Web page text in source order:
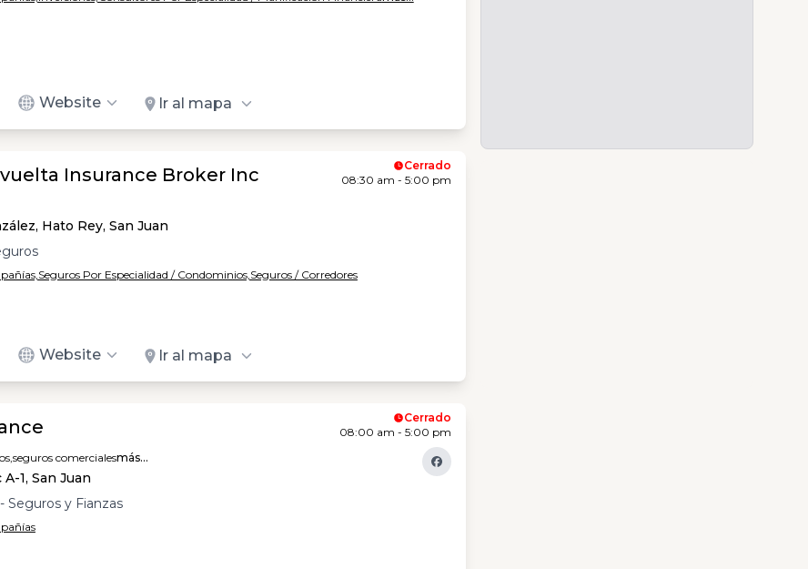
Website Ir al mapa
Insurance Broker Inc
Hato Rey, San Juan
Seguros Por Especialidad / Condominios,Seguros / Corredores
Website Ir al mapa
Cerrado
08:30 am - 5:00 pm
seguros comercialesmás...
1, San Juan
Seguros y Fianzas
Cerrado
08:00 am - 5:00 pm